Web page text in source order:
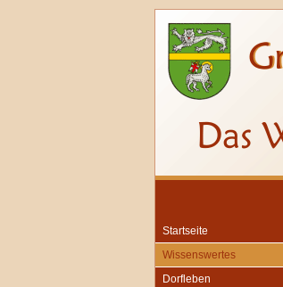
Startseite
Wissenswertes
Dorfleben